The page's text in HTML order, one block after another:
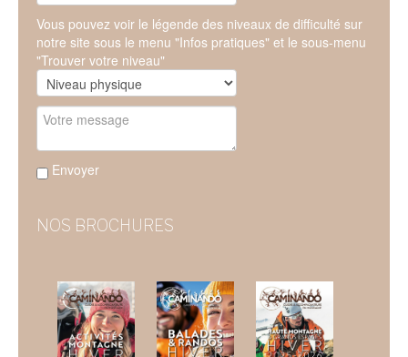
Vous pouvez voir le légende des niveaux de difficulté sur
notre site sous le menu "Infos pratiques" et le sous-menu
"Trouver votre niveau"
Envoyer
NOS BROCHURES